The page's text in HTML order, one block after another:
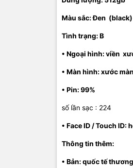
Màu sắc: Đen (black)
Tình trạng: B
• Ngoại hình: viền
• Màn hình: xước màn
• Pin: 99%
số lần sạc : 224
• Face ID / Touch
Thông tin thêm:
• Bản: quốc tế